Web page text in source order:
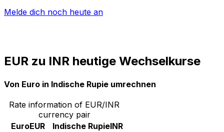
Melde dich noch heute an
EUR zu INR heutige Wechselkurse
Von Euro in Indische Rupie umrechnen
Rate information of EUR/INR
currency pair
EuroEUR Indische RupieINR